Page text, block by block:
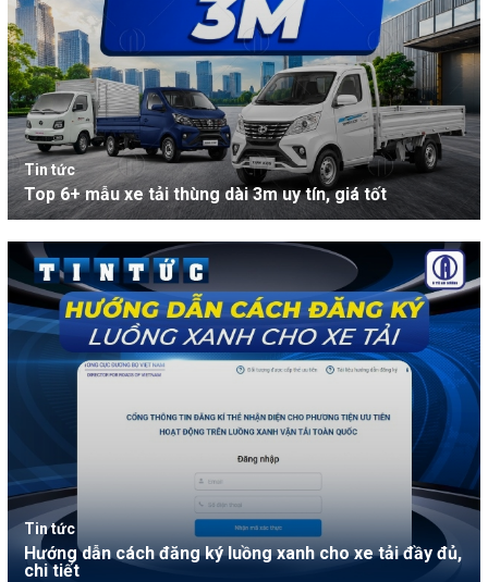
Tin tức
Top 6+ mẫu xe tải thùng dài 3m uy tín, giá tốt
Tin tức
Hướng dẫn cách đăng ký luồng xanh cho xe tải đầy đủ,
chi tiết